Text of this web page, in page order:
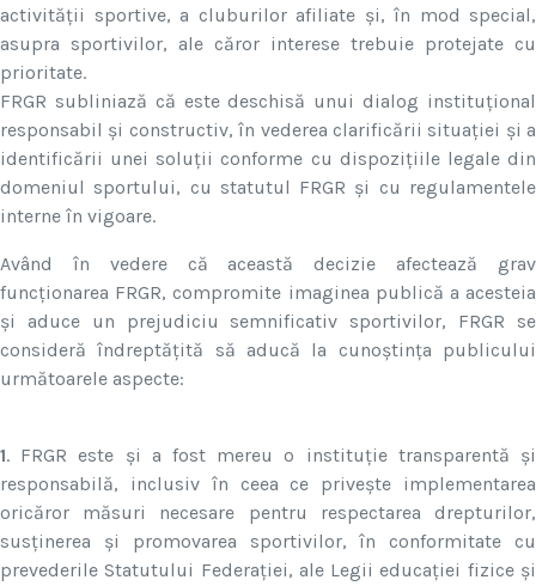
activității sportive, a cluburilor afiliate și, în mod special,
asupra sportivilor, ale căror interese trebuie protejate cu
prioritate.
FRGR subliniază că este deschisă unui dialog instituțional
responsabil și constructiv, în vederea clarificării situației și a
identificării unei soluții conforme cu dispozițiile legale din
domeniul sportului, cu statutul FRGR și cu regulamentele
interne în vigoare.
Având în vedere că această decizie afectează grav
funcționarea FRGR, compromite imaginea publică a acesteia
și aduce un prejudiciu semnificativ sportivilor, FRGR se
consideră îndreptățită să aducă la cunoștința publicului
următoarele aspecte:
1. FRGR este și a fost mereu o instituție transparentă și
responsabilă, inclusiv în ceea ce privește implementarea
oricăror măsuri necesare pentru respectarea drepturilor,
susținerea și promovarea sportivilor, în conformitate cu
prevederile Statutului Federației, ale Legii educației fizice și